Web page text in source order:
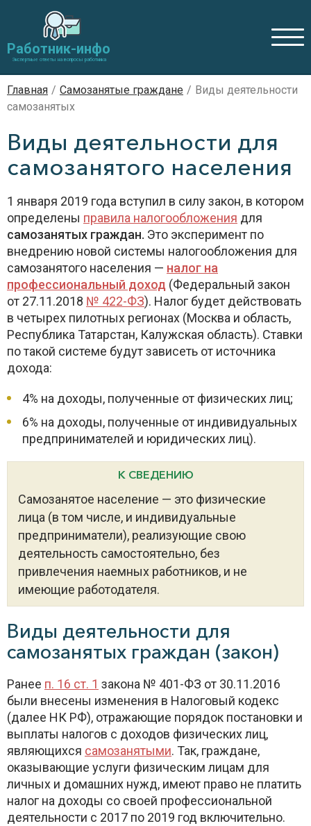
Работник-инфо
Экспертные ответы на вопросы работника
Главная / Самозанятые граждане / Виды деятельности
самозанятых
Виды деятельности для
самозанятого населения
1 января 2019 года вступил в силу закон, в котором
определены правила налогообложения для
самозанятых граждан. Это эксперимент по
внедрению новой системы налогообложения для
самозанятого населения — налог на
профессиональный доход (Федеральный закон
от 27.11.2018 № 422-ФЗ). Налог будет действовать
в четырех пилотных регионах (Москва и область,
Республика Татарстан, Калужская область). Ставки
по такой системе будут зависеть от источника
дохода:
4% на доходы, полученные от физических лиц;
6% на доходы, полученные от индивидуальных
предпринимателей и юридических лиц).
К СВЕДЕНИЮ
Самозанятое население — это физические
лица (в том числе, и индивидуальные
предприниматели), реализующие свою
деятельность самостоятельно, без
привлечения наемных работников, и не
имеющие работодателя.
Виды деятельности для
самозанятых граждан (закон)
Ранее п. 16 ст. 1 закона № 401-ФЗ от 30.11.2016
были внесены изменения в Налоговый кодекс
(далее НК РФ), отражающие порядок постановки и
выплаты налогов с доходов физических лиц,
являющихся самозанятыми. Так, граждане,
оказывающие услуги физическим лицам для
личных и домашних нужд, имеют право не платить
налог на доходы со своей профессиональной
деятельности c 2017 по 2019 год включительно.